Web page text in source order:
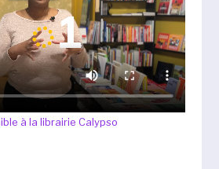
à la librairie Calypso